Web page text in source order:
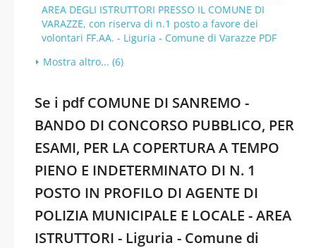
AREA DEGLI ISTRUTTORI PRESSO IL COMUNE DI
VARAZZE, con riserva di n.1 posto a favore dei
volontari FF.AA. - Liguria - Comune di Varazze PDF
Mostra altro... (6)
Se i pdf COMUNE DI SANREMO -
BANDO DI CONCORSO PUBBLICO, PER
ESAMI, PER LA COPERTURA A TEMPO
PIENO E INDETERMINATO DI N. 1
POSTO IN PROFILO DI AGENTE DI
POLIZIA MUNICIPALE E LOCALE - AREA
ISTRUTTORI - Liguria - Comune di